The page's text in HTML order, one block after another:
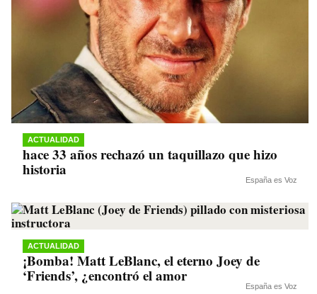
ACTUALIDAD
hace 33 años rechazó un taquillazo que hizo
historia
España es Voz
ACTUALIDAD
¡Bomba! Matt LeBlanc, el eterno Joey de
‘Friends’, ¿encontró el amor
España es Voz